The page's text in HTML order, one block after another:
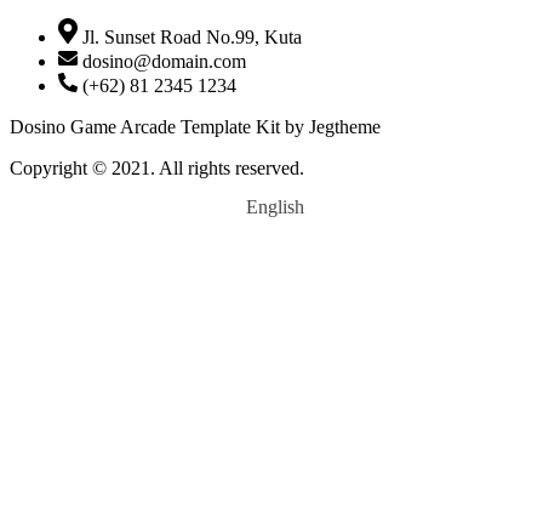
Jl. Sunset Road No.99, Kuta
dosino@domain.com
(+62) 81 2345 1234
Dosino Game Arcade Template Kit by Jegtheme
Copyright © 2021. All rights reserved.
English